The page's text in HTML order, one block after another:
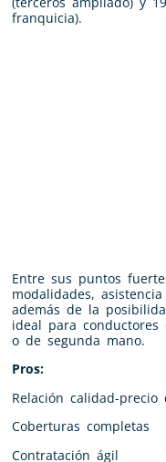
franquicia).
Entre sus puntos
modalidades,
además de la
ideal para
o de segunda mano.
Pros:
Relación calidad-precio
Coberturas completas
Contratación ágil